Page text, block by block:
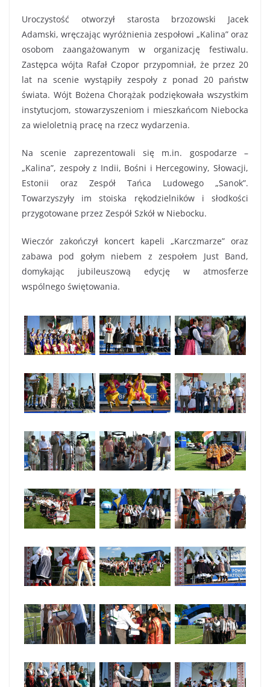
Uroczystość otworzył starosta brzozowski Jacek
Adamski, wręczając wyróżnienia zespołowi „Kalina” oraz
osobom zaangażowanym w organizację festiwalu.
Zastępca wójta Rafał Czopor przypomniał, że przez 20
lat na scenie wystąpiły zespoły z ponad 20 państw
świata. Wójt Bożena Chorążak podziękowała wszystkim
instytucjom, stowarzyszeniom i mieszkańcom Niebocka
za wieloletnią pracę na rzecz wydarzenia.
Na scenie zaprezentowali się m.in. gospodarze –
„Kalina”, zespoły z Indii, Bośni i Hercegowiny, Słowacji,
Estonii oraz Zespół Tańca Ludowego „Sanok”.
Towarzyszyły im stoiska rękodzielników i słodkości
przygotowane przez Zespół Szkół w Niebocku.
Wieczór zakończył koncert kapeli „Karczmarze” oraz
zabawa pod gołym niebem z zespołem Just Band,
domykając jubileuszową edycję w atmosferze
wspólnego świętowania.